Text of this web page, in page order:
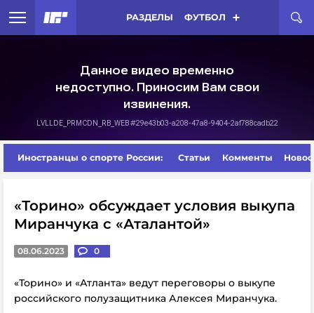
РАЗДЕЛЫ ФУТБОЛ
Иностранцы о спорте России: Статьи Комменты
«Торино» обсуждает условия выкупа
Миранчука с «Аталантой»
08.06.2023 0
«Торино» и «Атланта» ведут переговоры о выкупе
российского полузащитника Алексея Миранчука.